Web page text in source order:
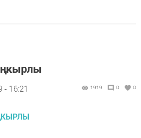
- 16:21 1919 0 0